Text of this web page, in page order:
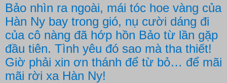
Bảo nhìn ra ngoài, mái tóc hoe vàng của
Hàn Ny bay trong gió, nụ cười dáng đi
của cô nàng đã hớp hồn Bảo từ lần gặp
đầu tiên. Tình yêu đó sao mà tha thiết!
Giờ phải xin ơn thánh để từ bỏ… để mãi
mãi rời xa Hàn Ny!